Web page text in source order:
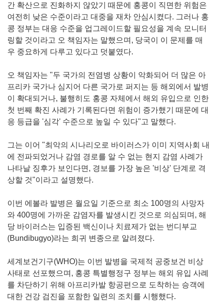
간 확산으로 진화하지 않았기 때문에 홍콩이 직면한 위험은
여전히 낮은 수준이라고 대중을 재차 안심시켰다. 그러나 홍
콩 정부는 대응 수준을 업그레이드할 필요성을 계속 모니터
링할 것이라고 오 책임자는 말했으며, 당국이 이 문제를 매
우 중요하게 다루고 있다고 덧붙였다.
오 책임자는 "두 국가의 전염병 상황이 악화되어 더 많은 아
프리카 국가나 심지어 다른 국가로 퍼지는 등 해외에서 발병
이 확대되거나, 불행히도 홍콩 자체에서 해외 유입으로 인한
첫 번째 확진 사례가 기록된다면 위험이 증가했기 때문에 대
응 등급을 '심각' 수준으로 높일 수 있다"고 말했다.
그는 이어 "최악의 시나리오로 바이러스가 이미 지역사회 내
에 전파되었거나 감염 경로를 알 수 없는 현지 감염 사례가
나타날 징후가 보인다면, 경보를 가장 높은 '비상' 단계로 격
상할 것"이라고 설명했다.
이번 에볼라 발병은 월요일 기준으로 최소 100명의 사망자
와 400명에 가까운 감염자를 발생시킨 것으로 의심되며, 해
당 바이러스는 입증된 백신이나 치료제가 없는 번디부교
(Bundibugyo)라는 희귀 변종으로 알려졌다.
세계보건기구(WHO)는 이번 발병을 국제적 공중보건 비상
사태로 선포했으며, 홍콩 특별행정구 정부는 해외 유입 사례
를 차단하기 위해 아프리카발 항공편으로 도착하는 승객에
대한 건강 검진을 포함한 일련의 조치를 시행했다.